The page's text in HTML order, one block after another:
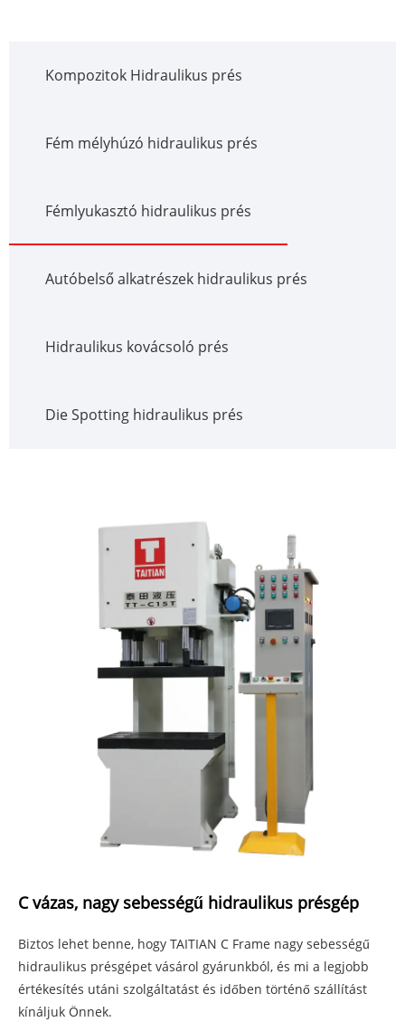
Kompozitok Hidraulikus prés
Fém mélyhúzó hidraulikus prés
Fémlyukasztó hidraulikus prés
Autóbelső alkatrészek hidraulikus prés
Hidraulikus kovácsoló prés
Die Spotting hidraulikus prés
C vázas, nagy sebességű hidraulikus présgép
Biztos lehet benne, hogy TAITIAN C Frame nagy sebességű
hidraulikus présgépet vásárol gyárunkból, és mi a legjobb
értékesítés utáni szolgáltatást és időben történő szállítást
kínáljuk Önnek.